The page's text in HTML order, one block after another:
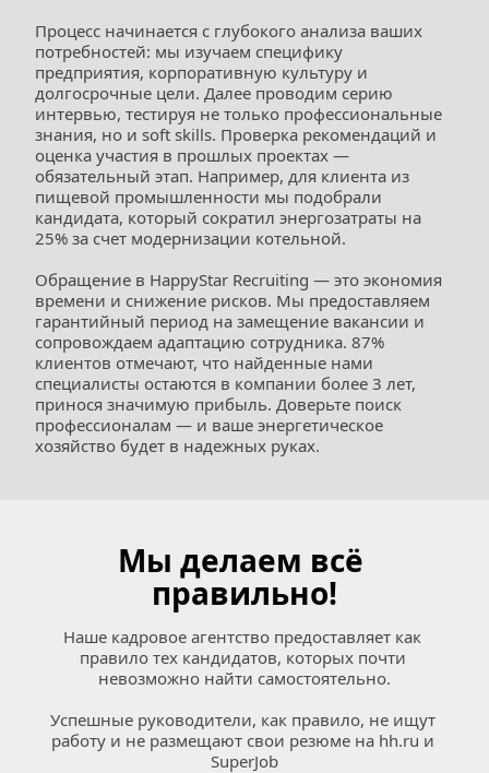
Процесс начинается с глубокого анализа ваших
потребностей: мы изучаем специфику
предприятия, корпоративную культуру и
долгосрочные цели. Далее проводим серию
интервью, тестируя не только профессиональные
знания, но и soft skills. Проверка рекомендаций и
оценка участия в прошлых проектах —
обязательный этап. Например, для клиента из
пищевой промышленности мы подобрали
кандидата, который сократил энергозатраты на
25% за счет модернизации котельной.
Обращение в HappyStar Recruiting — это экономия
времени и снижение рисков. Мы предоставляем
гарантийный период на замещение вакансии и
сопровождаем адаптацию сотрудника. 87%
клиентов отмечают, что найденные нами
специалисты остаются в компании более 3 лет,
принося значимую прибыль. Доверьте поиск
профессионалам — и ваше энергетическое
хозяйство будет в надежных руках.
Мы делаем всё
правильно!
Наше кадровое агентство предоставляет как
правило тех кандидатов, которых почти
невозможно найти самостоятельно.
Успешные руководители, как правило, не ищут
работу и не размещают свои резюме на hh.ru и
SuperJob